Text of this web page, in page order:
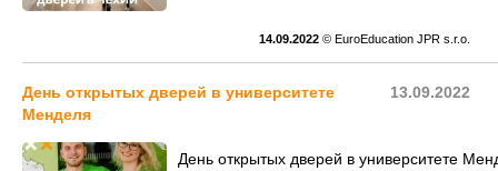
14.09.2022 © EuroEducation JPR s.r.o.
13.09.2022
День открытых дверей в университете
Менделя
День открытых дверей в университете